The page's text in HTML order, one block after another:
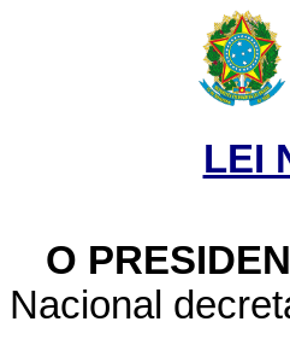
LEI
O
Nacional